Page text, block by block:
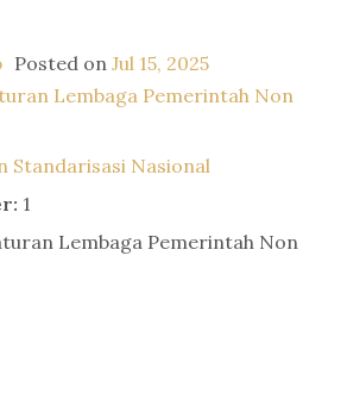
Posted on Jul 15, 2025
Lembaga Pemerintah Non
Standarisasi Nasional
1
Lembaga Pemerintah Non